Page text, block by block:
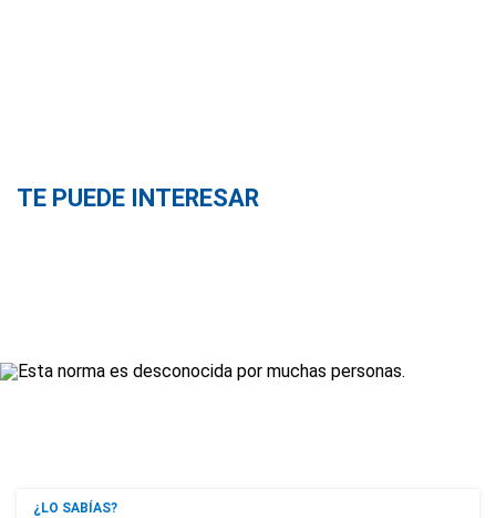
TE PUEDE INTERESAR
¿LO SABÍAS?